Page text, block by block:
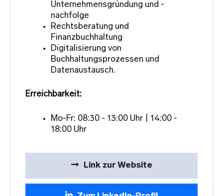
Unternehmensgründung und -
nachfolge
Rechtsberatung und
Finanzbuchhaltung
Digitalisierung von
Buchhaltungsprozessen und
Datenaustausch.
Erreichbarkeit:
Mo-Fr: 08:30 - 13:00 Uhr | 14:00 -
18:00 Uhr
Link zur Website